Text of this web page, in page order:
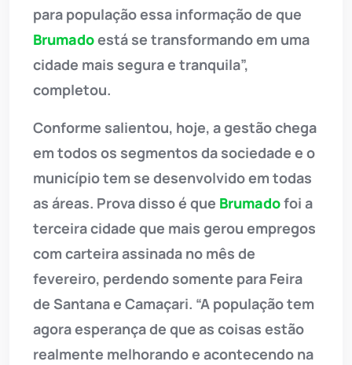
para população essa informação de que
Brumadoestá se transformando em uma
cidade mais segura e tranquila”,
completou.
Conforme salientou, hoje, a gestão chega
em todos os segmentos da sociedade e o
município tem se desenvolvido em todas
as áreas. Prova disso é que Brumadofoi a
terceira cidade que mais gerou empregos
com carteira assinada no mês de
fevereiro, perdendo somente para Feira
de Santana e Camaçari. “A população tem
agora esperança de que as coisas estão
realmente melhorando e acontecendo na